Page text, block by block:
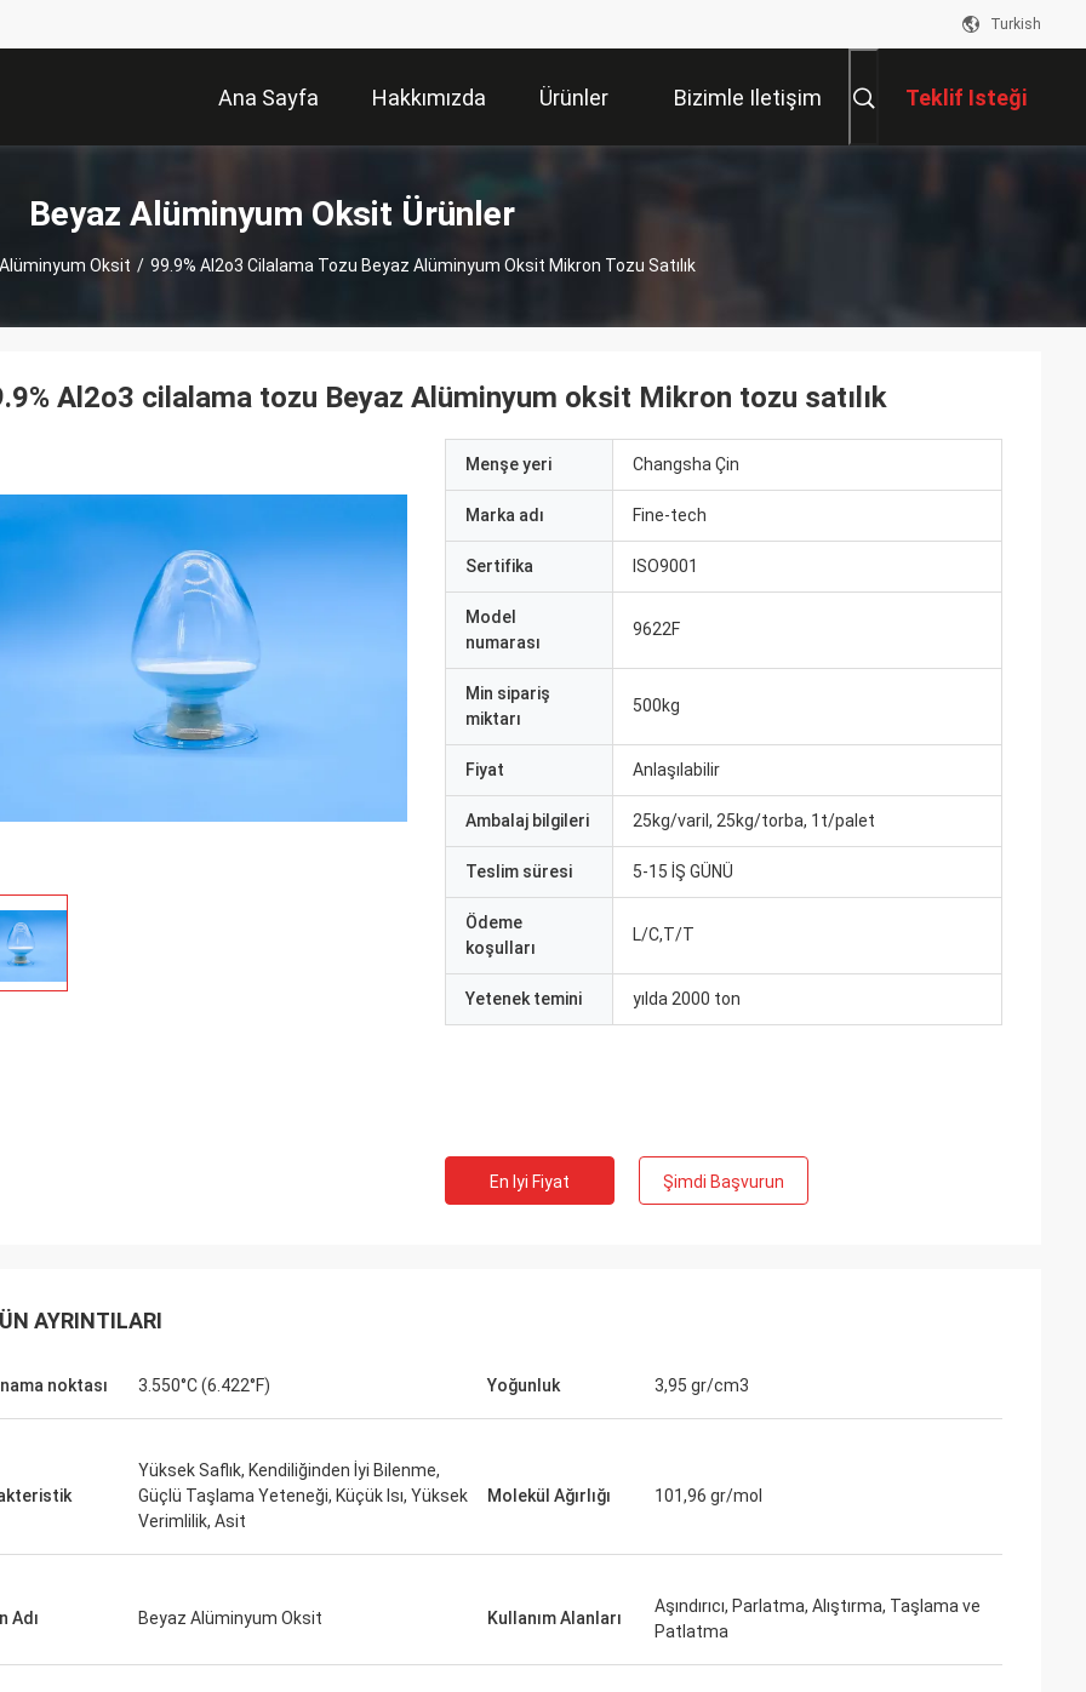
Turkish
Ana Sayfa Hakkımızda Ürünler Bizimle Iletişim Teklif Isteği
Beyaz Alüminyum Oksit Ürünler
Oksit / 99.9% Al2o3 Cilalama Tozu Beyaz Alüminyum Oksit Mikron Tozu Satılık
Al2o3 cilalama tozu Beyaz Alüminyum oksit Mikron tozu satılık
Menşe yeri Changsha Çin
Marka adı Fine-tech
Sertifika ISO9001
Model
numarası
9622F
Min sipariş
miktarı
500kg
Fiyat Anlaşılabilir
Ambalaj bilgileri 25kg/varil, 25kg/torba, 1t/palet
Teslim süresi 5-15 İŞ GÜNÜ
Ödeme
koşulları
L/C,T/T
Yetenek temini yılda 2000 ton
En Iyi Fiyat Şimdi Başvurun
AYRINTILARI
noktası 3.550°C (6.422°F) Yoğunluk 3,95 gr/cm3
Yüksek Saflık, Kendiliğinden İyi Bilenme,
Güçlü Taşlama Yeteneği, Küçük Isı, Yüksek
Verimlilik, Asit
Molekül Ağırlığı 101,96 gr/mol
Adı Beyaz Alüminyum Oksit Kullanım Alanları
Aşındırıcı, Parlatma, Alıştırma, Taşlama ve
Patlatma